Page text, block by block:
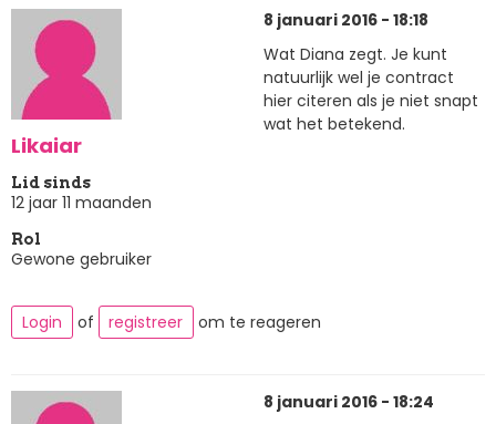
Likaiar
Lid sinds
12 jaar 11 maanden
Rol
Gewone gebruiker
8 januari 2016 - 18:18
Wat Diana zegt. Je kunt
natuurlijk wel je contract
hier citeren als je niet snapt
wat het betekend.
Login of registreer om te reageren
8 januari 2016 - 18:24